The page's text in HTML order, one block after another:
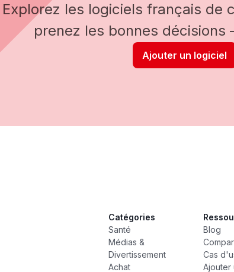
Explorez les logiciels français de
prenez les bonnes
Ajouter un logiciel
Catégories
Santé
Médias &
Divertissement
Achat
Blog
Cas
Ajouter